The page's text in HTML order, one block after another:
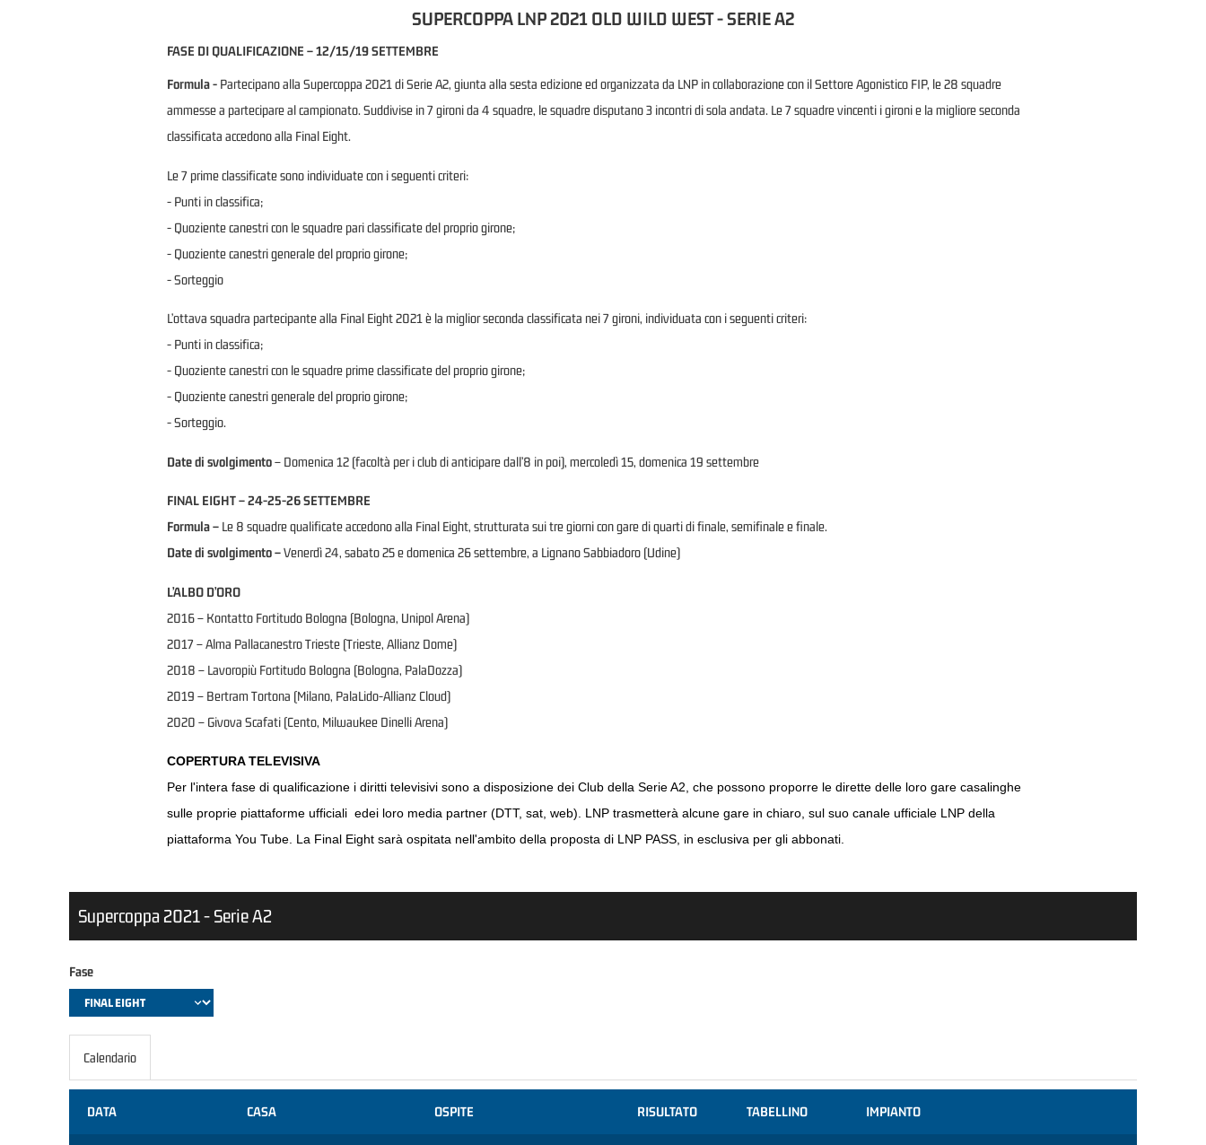
SUPERCOPPA LNP 2021 OLD WILD WEST - SERIE A2
FASE DI QUALIFICAZIONE – 12/15/19 SETTEMBRE
Formula - Partecipano alla Supercoppa 2021 di Serie A2, giunta alla sesta edizione ed organizzata da LNP in collaborazione con il Settore Agonistico FIP, le 28 squadre
ammesse a partecipare al campionato. Suddivise in 7 gironi da 4 squadre, le squadre disputano 3 incontri di sola andata. Le 7 squadre vincenti i gironi e la migliore seconda
classificata accedono alla Final Eight.
Le 7 prime classificate sono individuate con i seguenti criteri:
- Punti in classifica;
- Quoziente canestri con le squadre pari classificate del proprio girone;
- Quoziente canestri generale del proprio girone;
- Sorteggio
L’ottava squadra partecipante alla Final Eight 2021 è la miglior seconda classificata nei 7 gironi, individuata con i seguenti criteri:
- Punti in classifica;
- Quoziente canestri con le squadre prime classificate del proprio girone;
- Quoziente canestri generale del proprio girone;
- Sorteggio.
Date di svolgimento– Domenica 12 (facoltà per i club di anticipare dall’8 in poi), mercoledì 15, domenica 19 settembre
FINAL EIGHT – 24-25-26 SETTEMBRE
Formula – Le 8 squadre qualificate accedono alla Final Eight, strutturata sui tre giorni con gare di quarti di finale, semifinale e finale.
Date di svolgimento –Venerdì 24, sabato 25 e domenica 26 settembre, a Lignano Sabbiadoro (Udine)
L’ALBO D’ORO
2016 – Kontatto Fortitudo Bologna (Bologna, Unipol Arena)
2017 – Alma Pallacanestro Trieste (Trieste, Allianz Dome)
2018 – Lavoropiù Fortitudo Bologna (Bologna, PalaDozza)
2019 – Bertram Tortona (Milano, PalaLido-Allianz Cloud)
2020 – Givova Scafati (Cento, Milwaukee Dinelli Arena)
COPERTURA TELEVISIVA
Per l'intera fase di qualificazione i diritti televisivi sono a disposizione dei Club della Serie A2, che possono proporre le dirette delle loro gare casalinghe
sulle proprie piattaforme ufficiali edei loro media partner (DTT, sat, web). LNP trasmetterà alcune gare in chiaro, sul suo canale ufficiale LNP della
piattaforma You Tube. La Final Eight sarà ospitata nell'ambito della proposta di LNP PASS, in esclusiva per gli abbonati.
Supercoppa 2021 - Serie A2
Fase
Calendario
DATA CASA OSPITE RISULTATO TABELLINO IMPIANTO